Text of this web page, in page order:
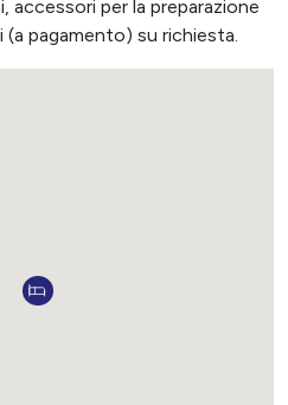
per la preparazione
pagamento) su richiesta.